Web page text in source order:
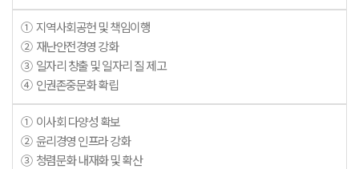
① 지역사회공헌 및 책임이행
② 재난안전경영 강화
③ 일자리 창출 및 일자리 질 제고
④ 인권존중문화 확립
① 이사회 다양성 확보
② 윤리경영 인프라 강화
③ 청렴문화 내재화 및 확산